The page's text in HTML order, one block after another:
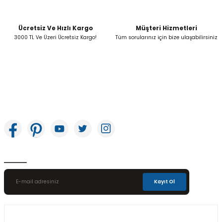
Gönder
Ücretsiz Ve Hızlı Kargo
3000 TL Ve Üzeri Ücretsiz Kargo!
Müşteri Hizmetleri
Tüm sorularınız için bize ulaşabilirsiniz
Kayıt Ol